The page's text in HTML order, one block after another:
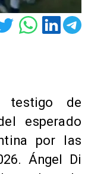
testigo de
esperado
por las
Ángel Di